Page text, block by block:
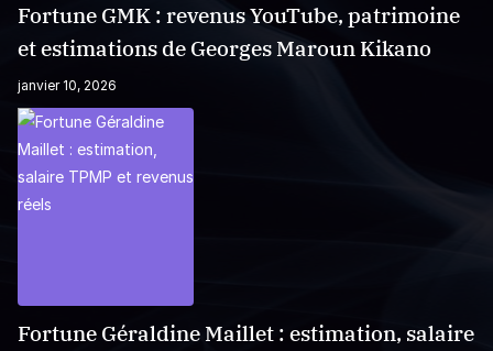
Fortune GMK : revenus YouTube, patrimoine
et estimations de Georges Maroun Kikano
janvier 10, 2026
Fortune Géraldine Maillet : estimation, salaire